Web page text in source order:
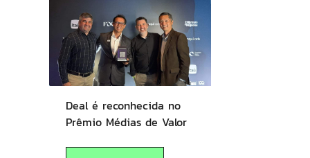
Deal é reconhecida no
Prêmio Médias de Valor